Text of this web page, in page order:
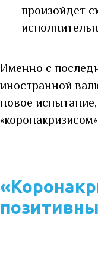
произойдет
Именно с
иностранной
новое